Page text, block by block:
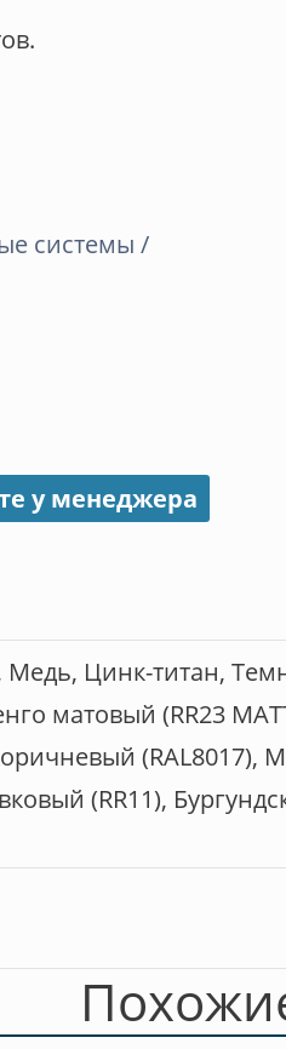
системы /
у менеджера
Медь, Цинк-титан,
матовый (RR23
(RAL8017),
(RR11),